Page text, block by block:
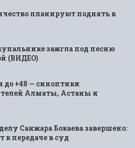
планируют поднять в
зажгла под песню
(ВИДЕО)
до +48 — синоптики
Алматы, Астаны и
Санжара Бокаева завершено:
к передаче в суд